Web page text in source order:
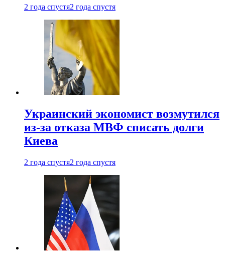
2 года спустя2 года спустя
Украинский экономист возмутился
из-за отказа МВФ списать долги
Киева
2 года спустя2 года спустя